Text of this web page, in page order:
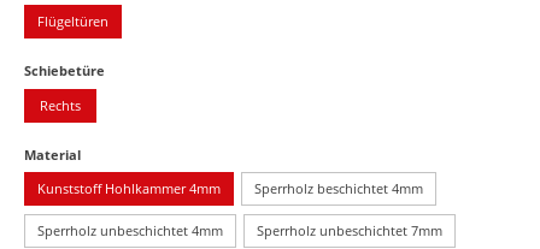
Flügeltüren
Schiebetüre
Rechts
Materialauswählen
Kunststoff Hohlkammer 4mm
Sperrholz beschichtet 4mm
Sperrholz unbeschichtet 4mm Sperrholz unbeschichtet 7mm